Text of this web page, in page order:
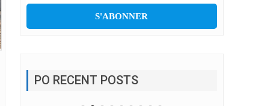
PO RECENT POSTS